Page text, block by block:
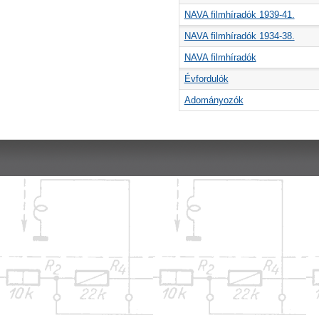
NAVA filmhíradók 1939-41.
NAVA filmhíradók 1934-38.
NAVA filmhíradók
Évfordulók
Adományozók